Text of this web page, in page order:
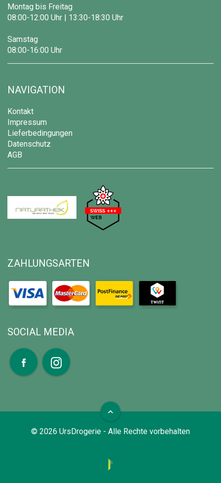
Montag bis Freitag
08:00-12:00 Uhr | 13:30-18:30 Uhr
Samstag
08:00-16:00 Uhr
NAVIGATION
Kontakt
Impressum
Lieferbedingungen
Datenschutz
AGB
ZAHLUNGSARTEN
SOCIAL MEDIA
© 2026 UrsDrogerie - Alle Rechte vorbehalten
expand_less